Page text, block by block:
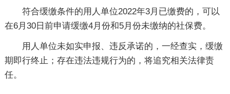
符合缓缴条件的用人单位2022年3月已缴费的，可以
在6月30日前申请缓缴4月份和5月份未缴纳的社保费。
用人单位未如实申报、违反承诺的，一经查实，缓缴
期即行终止；存在违法违规行为的，将追究相关法律责
任。